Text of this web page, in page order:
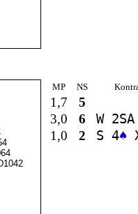
MP NS
1,7 5
3,0
6 W 2SA
1,0
2 S 4♠